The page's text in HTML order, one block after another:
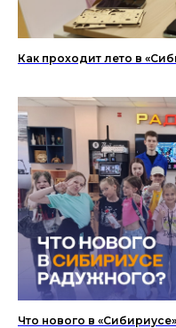
Как проходит лето в
Что нового в